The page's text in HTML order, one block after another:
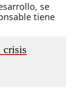
se
tiene
crisis